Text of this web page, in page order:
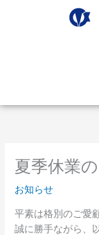
夏季休業
お知らせ
平素は格別のご愛
誠に勝手ながら、